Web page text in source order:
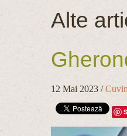
Alte
12 Mai 2023 /